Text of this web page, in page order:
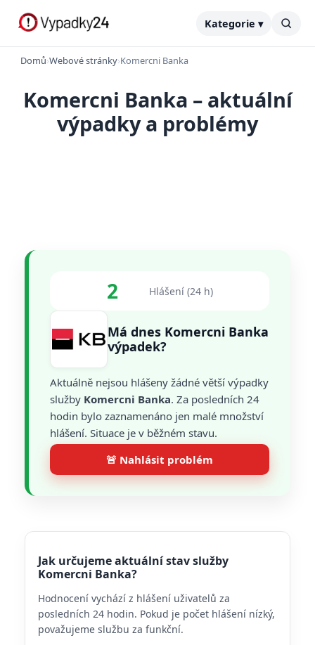
Kategorie ▾
Domů›Webové stránky›Komercni Banka
Komercni Banka – aktuální
výpadky a problémy
2 Hlášení (24 h)
Má dnes Komercni Banka
výpadek?
Aktuálně nejsou hlášeny žádné větší výpadky
služby Komercni Banka. Za posledních 24
hodin bylo zaznamenáno jen malé množství
hlášení. Situace je v běžném stavu.
🚨 Nahlásit problém
Jak určujeme aktuální stav služby
Komercni Banka?
Hodnocení vychází z hlášení uživatelů za
posledních 24 hodin. Pokud je počet hlášení nízký,
považujeme službu za funkční.